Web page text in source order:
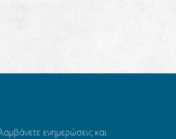
ενημερώσεις και